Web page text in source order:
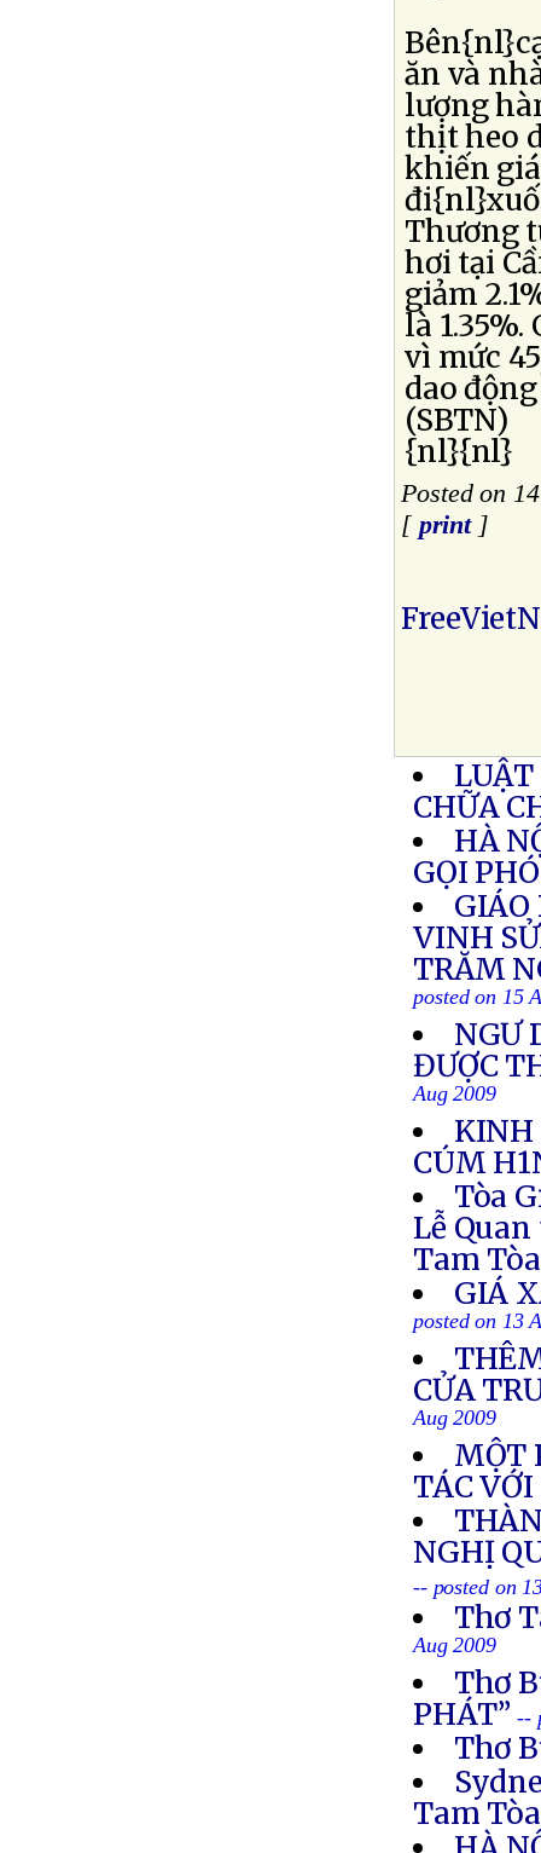
ăn và
lượng
thịt heo
khiến
Thương
hơi tại
giảm
là
vì mức
dao
(SBTN)
{nl}{nl}
Posted on
[ print]
CHỮA
HÀ
GỌI
VINH
TRĂM
posted on 15
NGƯ
ĐƯỢC
Aug 2009
KINH
CÚM
Tòa
Lễ
Tam Tòa
GIÁ
posted on 13
CỬA
Aug 2009
MỘT
TÁC
NGHỊ
-- posted on
Thơ
Aug 2009
Thơ
PHÁT” --
Thơ
Tam